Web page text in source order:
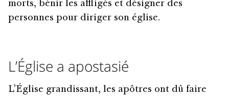
morts, bénir les affligés et désigner des
personnes pour diriger son église.
L’Église a apostasié
L’Église grandissant, les apôtres ont dû faire